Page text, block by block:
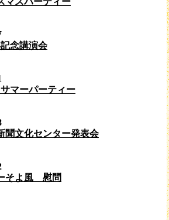
念講演会
マーパーティー
文化センター発表会
そよ風 慰問